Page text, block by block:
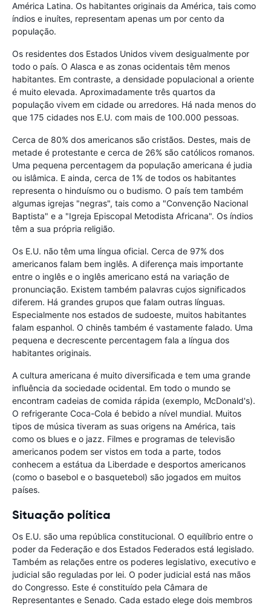
América Latina. Os habitantes originais da América, tais como
índios e inuítes, representam apenas um por cento da
população.
Os residentes dos Estados Unidos vivem desigualmente por
todo o país. O Alasca e as zonas ocidentais têm menos
habitantes. Em contraste, a densidade populacional a oriente
é muito elevada. Aproximadamente três quartos da
população vivem em cidade ou arredores. Há nada menos do
que 175 cidades nos E.U. com mais de 100.000 pessoas.
Cerca de 80% dos americanos são cristãos. Destes, mais de
metade é protestante e cerca de 26% são católicos romanos.
Uma pequena percentagem da população americana é judia
ou islâmica. E ainda, cerca de 1% de todos os habitantes
representa o hinduísmo ou o budismo. O país tem também
algumas igrejas "negras", tais como a "Convenção Nacional
Baptista" e a "Igreja Episcopal Metodista Africana". Os índios
têm a sua própria religião.
Os E.U. não têm uma língua oficial. Cerca de 97% dos
americanos falam bem inglês. A diferença mais importante
entre o inglês e o inglês americano está na variação de
pronunciação. Existem também palavras cujos significados
diferem. Há grandes grupos que falam outras línguas.
Especialmente nos estados de sudoeste, muitos habitantes
falam espanhol. O chinês também é vastamente falado. Uma
pequena e decrescente percentagem fala a língua dos
habitantes originais.
A cultura americana é muito diversificada e tem uma grande
influência da sociedade ocidental. Em todo o mundo se
encontram cadeias de comida rápida (exemplo, McDonald's).
O refrigerante Coca-Cola é bebido a nível mundial. Muitos
tipos de música tiveram as suas origens na América, tais
como os blues e o jazz. Filmes e programas de televisão
americanos podem ser vistos em toda a parte, todos
conhecem a estátua da Liberdade e desportos americanos
(como o basebol e o basquetebol) são jogados em muitos
países.
Situação política
Os E.U. são uma república constitucional. O equilíbrio entre o
poder da Federação e dos Estados Federados está legislado.
Também as relações entre os poderes legislativo, executivo e
judicial são reguladas por lei. O poder judicial está nas mãos
do Congresso. Este é constituído pela Câmara de
Representantes e Senado. Cada estado elege dois membros